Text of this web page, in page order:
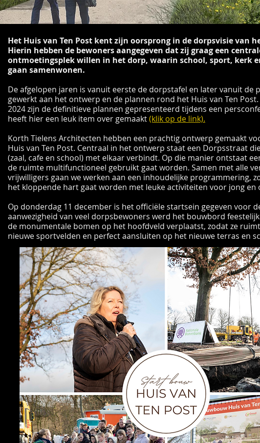
Het Huis van Ten Post kent zijn oorsprong in de dorpsvisie van
Hierin hebben de bewoners aangegeven dat zij graag een
ontmoetingsplek willen in het dorp, waarin school, sport, kerk
gaan samenwonen.
De afgelopen jaren is vanuit eerste de dorpstafel en later vanuit de
gewerkt aan het ontwerp en de plannen rond het Huis van Ten
2024 zijn de definitieve plannen gepresenteerd tijdens een
heeft hier een leuk item over gemaakt(klik op de link).
Korth Tielens Architecten hebben een prachtig ontwerp gemaakt
Huis van Ten Post. Centraal in het ontwerp staat een Dorpsstraat
(zaal, cafe en school) met elkaar verbindt. Op die manier ontstaat
de ruimte multifunctioneel gebruikt gaat worden. Samen met alle
vrijwilligers gaan we werken aan een inhoudelijke programmering,
het kloppende hart gaat worden met leuke activiteiten voor jong en
Op donderdag 11 december is het officiële startsein gegeven voor
aanwezigheid van veel dorpsbewoners werd het bouwbord
de monumentale bomen op het hoofdveld verplaatst, zodat ze
nieuwe sportvelden en perfect aansluiten op het nieuwe terras en